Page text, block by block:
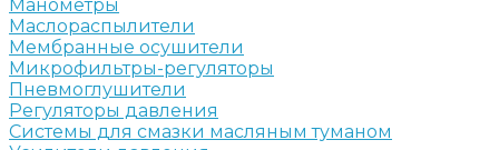
Манометры
Маслораспылители
Мембранные осушители
Микрофильтры-регуляторы
Пневмоглушители
Регуляторы давления
Системы для смазки масляным туманом